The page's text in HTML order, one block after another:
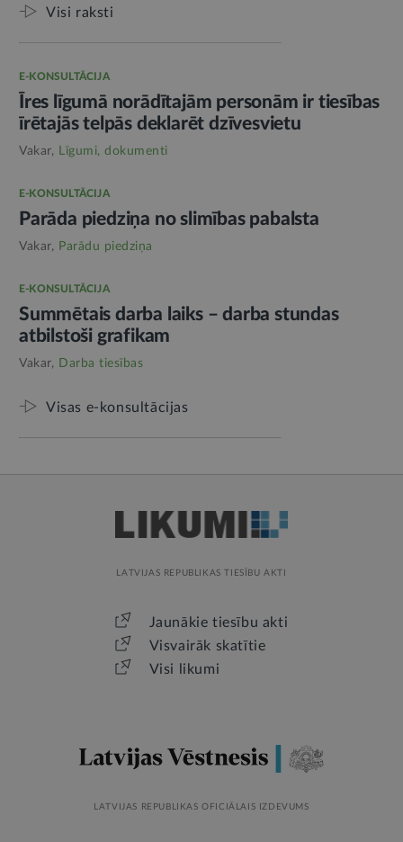
Visi raksti
E-KONSULTĀCIJA
Īres līgumā norādītajām personām ir tiesības
īrētajās telpās deklarēt dzīvesvietu
Vakar, Līgumi, dokumenti
E-KONSULTĀCIJA
Parāda piedziņa no slimības pabalsta
Vakar, Parādu piedziņa
E-KONSULTĀCIJA
Summētais darba laiks – darba stundas
atbilstoši grafikam
Vakar, Darba tiesības
Visas e-konsultācijas
LATVIJAS REPUBLIKAS TIESĪBU AKTI
Jaunākie tiesību akti
Visvairāk skatītie
Visi likumi
LATVIJAS REPUBLIKAS OFICIĀLAIS IZDEVUMS